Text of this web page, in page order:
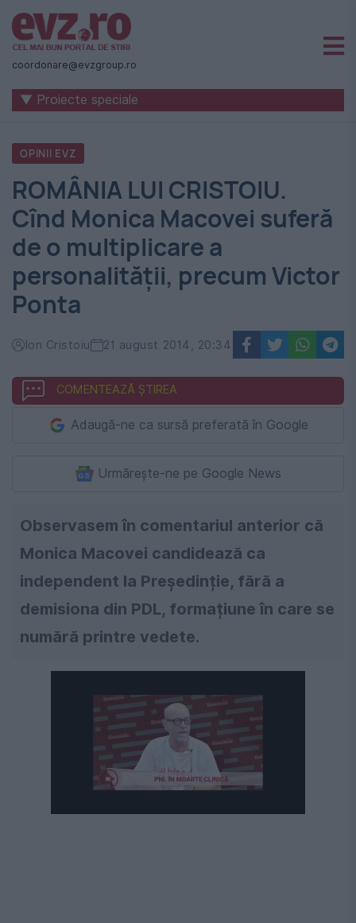
Știri
naționale
internaționale
România
-
Evenimentul
Zilei
coordonare@evzgroup.ro
▼ Proiecte speciale
OPINII EVZ
ROMÂNIA LUI CRISTOIU.
Cînd Monica Macovei suferă
de o multiplicare a
personalității, precum Victor
Ponta
Ion Cristoiu 21 august 2014, 20:34
COMENTEAZĂ ȘTIREA
Adaugă-ne ca sursă preferată în Google
Urmărește-ne pe Google News
Observasem în comentariul anterior că
Monica Macovei candidează ca
independent la Președinție, fără a
demisiona din PDL, formațiune în care se
numără printre vedete.